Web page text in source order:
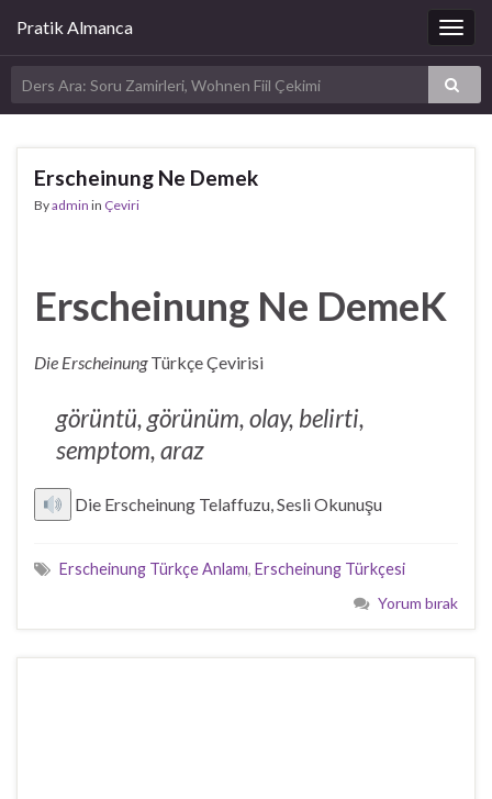
Pratik Almanca
Erscheinung Ne Demek
Byadmin in Çeviri
Erscheinung Ne DemeK
Die ErscheinungTürkçe Çevirisi
görüntü, görünüm, olay, belirti,
semptom, araz
Die Erscheinung Telaffuzu, Sesli Okunuşu
Erscheinung Türkçe Anlamı, Erscheinung Türkçesi
Yorum bırak